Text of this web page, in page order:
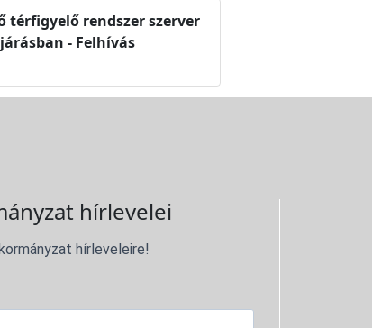
rendszer szerver
- Felhívás
hírlevelei
hírleveleire!